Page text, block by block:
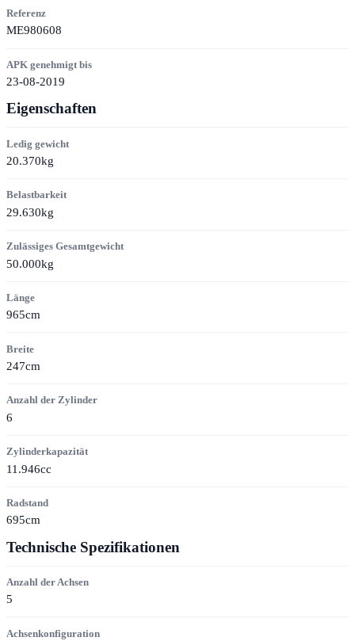
Referenz
ME980608
APK genehmigt bis
23-08-2019
Eigenschaften
Ledig gewicht
20.370kg
Belastbarkeit
29.630kg
Zulässiges Gesamtgewicht
50.000kg
Länge
965cm
Breite
247cm
Anzahl der Zylinder
6
Zylinderkapazität
11.946cc
Radstand
695cm
Technische Spezifikationen
Anzahl der Achsen
5
Achsenkonfiguration